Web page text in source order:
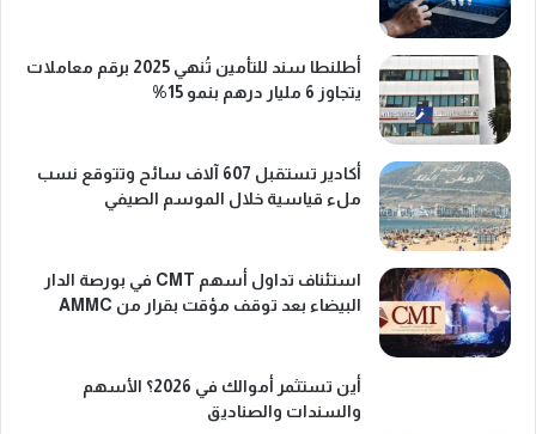
أطلنطا سند للتأمين تُنهي 2025 برقم معاملات
يتجاوز 6 مليار درهم بنمو 15%
أكادير تستقبل 607 آلاف سائح وتتوقع نسب
ملء قياسية خلال الموسم الصيفي
استئناف تداول أسهم CMT في بورصة الدار
البيضاء بعد توقف مؤقت بقرار من AMMC
أين تستثمر أموالك في 2026؟ الأسهم
والسندات والصناديق